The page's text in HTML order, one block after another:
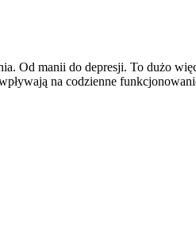
Od manii do depresji. To dużo
na codzienne